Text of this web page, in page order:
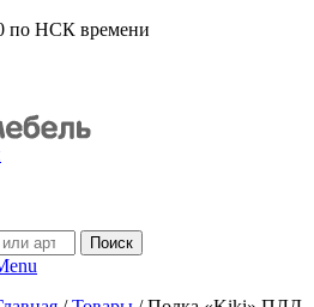
по НСК времени